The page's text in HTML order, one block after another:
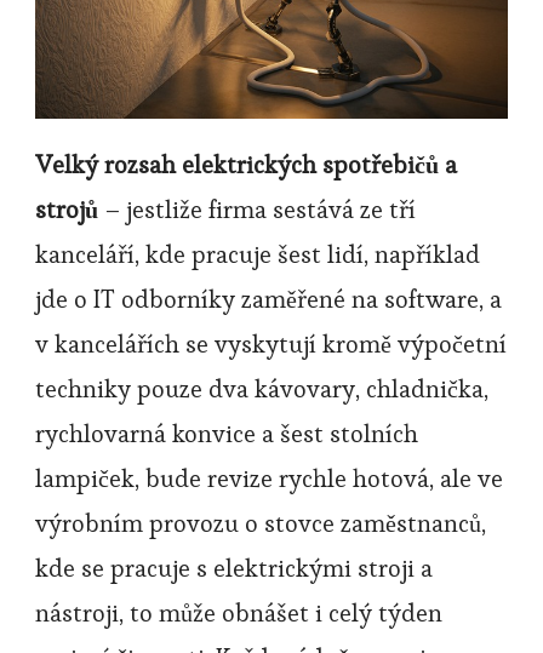
Velký rozsah elektrických spotřebičů a
strojů – jestliže firma sestává ze tří
kanceláří, kde pracuje šest lidí, například
jde o IT odborníky zaměřené na software, a
v kancelářích se vyskytují kromě výpočetní
techniky pouze dva kávovary, chladnička,
rychlovarná konvice a šest stolních
lampiček, bude revize rychle hotová, ale ve
výrobním provozu o stovce zaměstnanců,
kde se pracuje s elektrickými stroji a
nástroji, to může obnášet i celý týden